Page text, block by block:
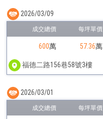
600萬 57.36萬
福德二路156巷58號3樓
2026/03/09
2026/03/01